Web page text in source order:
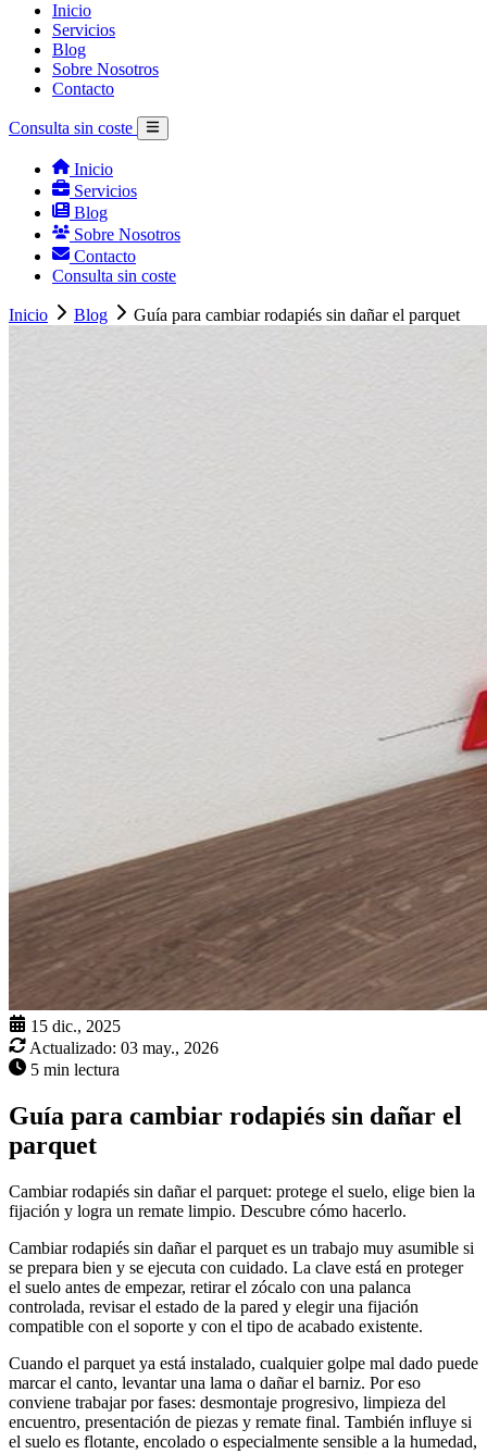
Inicio
Servicios
Blog
Sobre Nosotros
Contacto
Consulta sin coste
Inicio
Servicios
Blog
Sobre Nosotros
Contacto
Consulta sin coste
Inicio Blog Guía para cambiar rodapiés sin dañar el parquet
15 dic., 2025
Actualizado: 03 may., 2026
5 min lectura
Guía para cambiar rodapiés sin dañar el
parquet
Cambiar rodapiés sin dañar el parquet: protege el suelo, elige bien la
fijación y logra un remate limpio. Descubre cómo hacerlo.
Cambiar rodapiés sin dañar el parquet es un trabajo muy asumible si
se prepara bien y se ejecuta con cuidado. La clave está en proteger
el suelo antes de empezar, retirar el zócalo con una palanca
controlada, revisar el estado de la pared y elegir una fijación
compatible con el soporte y con el tipo de acabado existente.
Cuando el parquet ya está instalado, cualquier golpe mal dado puede
marcar el canto, levantar una lama o dañar el barniz. Por eso
conviene trabajar por fases: desmontaje progresivo, limpieza del
encuentro, presentación de piezas y remate final. También influye si
el suelo es flotante, encolado o especialmente sensible a la humedad,